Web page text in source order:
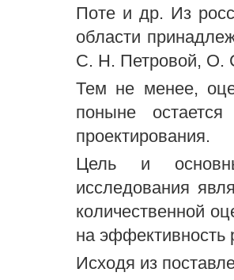
Поте и др. Из
области
С. Н. Петровой, О.
Тем не менее,
поныне
проектирования.
Цель и
исследования
количественной
на эффективность
Исходя из